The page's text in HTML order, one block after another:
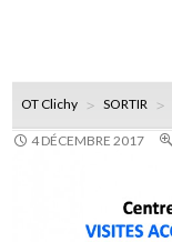
OT Clichy SORTIR
4 DÉCEMBRE 2017